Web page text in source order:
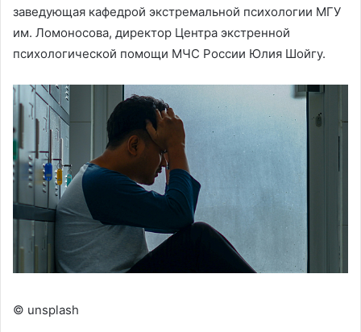
заведующая кафедрой экстремальной психологии МГУ
им. Ломоносова, директор Центра экстренной
психологической помощи МЧС России Юлия Шойгу.
© unsplash